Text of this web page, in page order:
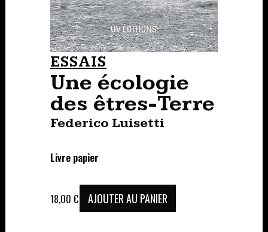
ESSAIS
Une écologie
des êtres-Terre
Federico Luisetti
Livre papier
18,00 € AJOUTER AU PANIER